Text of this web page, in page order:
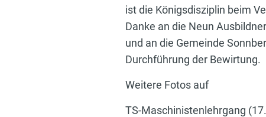
ist die Königsdisziplin beim
Danke an die Neun
und an die Gemeinde
Durchführung der Bewirtung.
Weitere Fotos auf
TS-Maschinistenlehrgang